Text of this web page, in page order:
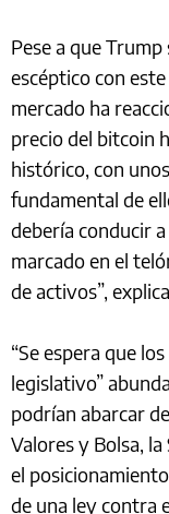
Pese a que
escéptico con
mercado ha
precio del bitcoin
histórico, con
fundamental de
debería conducir
marcado en el
de activos”,
“Se espera que
legislativo”
podrían abarcar
Valores y Bolsa, la
el
de una ley contra